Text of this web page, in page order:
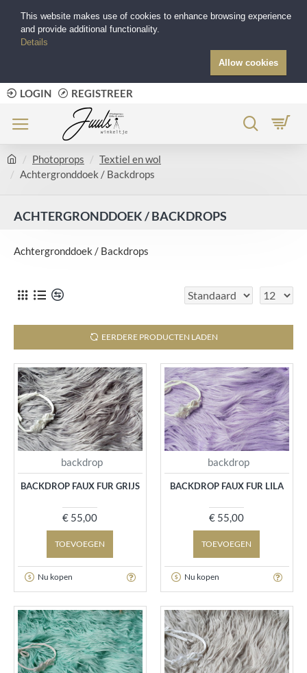
LOGIN REGISTREER
Photoprops
Textiel en wol
Achtergronddoek / Backdrops
ACHTERGRONDDOEK / BACKDROPS
Achtergronddoek / Backdrops
EERDERE PRODUCTEN LADEN
backdrop
BACKDROP FAUX FUR GRIJS
€ 55,00
TOEVOEGEN
Nu kopen
backdrop
BACKDROP FAUX FUR LILA
€ 55,00
TOEVOEGEN
Nu kopen
This website makes use of cookies to enhance browsing experience
and provide additional functionality.
Details
Allow cookies